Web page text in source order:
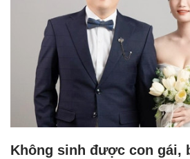
Không sinh được con gái,